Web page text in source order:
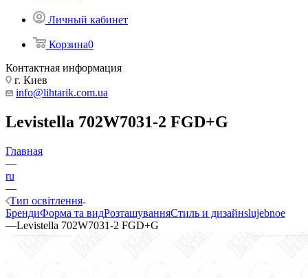
Личный кабинет
Корзина0
Контактная информация
г. Киев
info@lihtarik.com.ua
Levistella 702W7031-2 FGD+G
Главная
—
ru
—
Тип освітлення
БрендиФорма та видРозташуванняСтиль и дизайнslujebnoe
—Levistella 702W7031-2 FGD+G